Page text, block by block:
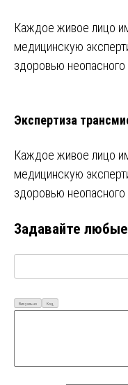
Каждое живое лицо
медицинскую
здоровью неопасного
Экспертиза
Каждое живое лицо
медицинскую
здоровью
Задавайте
Визуально Код